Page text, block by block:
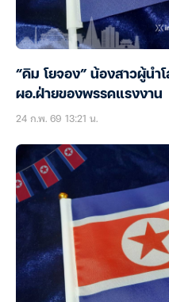
“คิม โยจอง” น้องสาวผู้นำ
ผอ.ฝ่ายของพรรคแรงงาน
24 ก.พ. 69 13:21 น.